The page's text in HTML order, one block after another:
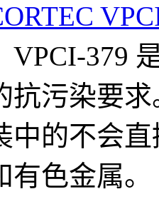
VPCI-379
抗污染要
中的不会
色金属。